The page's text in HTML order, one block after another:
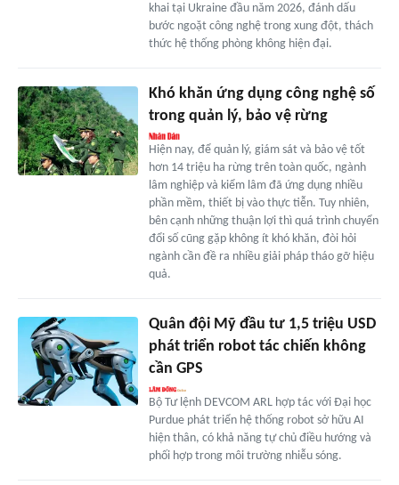
khai tại Ukraine đầu năm 2026, đánh dấu
bước ngoặt công nghệ trong xung đột, thách
thức hệ thống phòng không hiện đại.
Khó khăn ứng dụng công nghệ số
trong quản lý, bảo vệ rừng
Hiện nay, để quản lý, giám sát và bảo vệ tốt
hơn 14 triệu ha rừng trên toàn quốc, ngành
lâm nghiệp và kiểm lâm đã ứng dụng nhiều
phần mềm, thiết bị vào thực tiễn. Tuy nhiên,
bên cạnh những thuận lợi thì quá trình chuyển
đổi số cũng gặp không ít khó khăn, đòi hỏi
ngành cần đề ra nhiều giải pháp tháo gỡ hiệu
quả.
Quân đội Mỹ đầu tư 1,5 triệu USD
phát triển robot tác chiến không
cần GPS
Bộ Tư lệnh DEVCOM ARL hợp tác với Đại học
Purdue phát triển hệ thống robot sở hữu AI
hiện thân, có khả năng tự chủ điều hướng và
phối hợp trong môi trường nhiễu sóng.